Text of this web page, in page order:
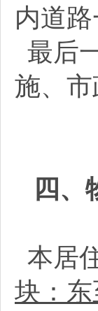
内道
最后
施、
四、
本居
块：